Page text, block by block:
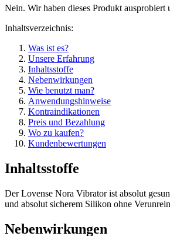
Nein. Wir haben dieses Produkt ausprobiert
Inhaltsverzeichnis:
Was ist es?
Unsere Erfahrung
Inhaltsstoffe
Nebenwirkungen
Wie benutzt man?
Anwendungshinweise
Kontraindikationen
Preis und Bezahlung
Wo zu kaufen?
Kundenbewertungen
Inhaltsstoffe
Der Lovense Nora Vibrator ist absolut
und absolut sicherem Silikon ohne
Nebenwirkungen